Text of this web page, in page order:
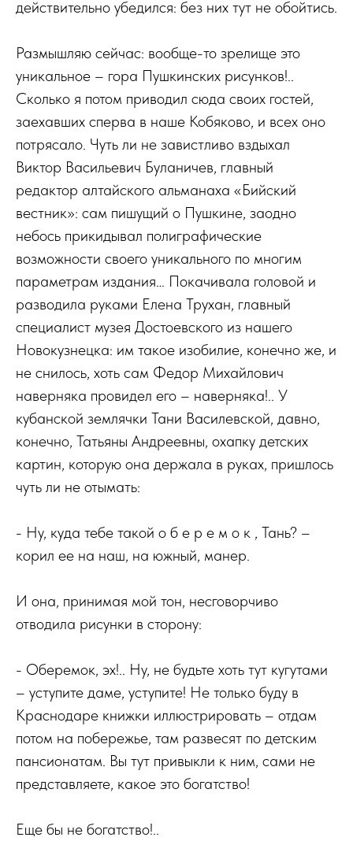
действительно убедился: без них тут не обойтись.
Размышляю сейчас: вообще-то зрелище это
уникальное – гора Пушкинских рисунков!..
Сколько я потом приводил сюда своих гостей,
заехавших сперва в наше Кобяково, и всех оно
потрясало. Чуть ли не завистливо вздыхал
Виктор Васильевич Буланичев, главный
редактор алтайского альманаха «Бийский
вестник»: сам пишущий о Пушкине, заодно
небось прикидывал полиграфические
возможности своего уникального по многим
параметрам издания… Покачивала головой и
разводила руками Елена Трухан, главный
специалист музея Достоевского из нашего
Новокузнецка: им такое изобилие, конечно же, и
не снилось, хоть сам Федор Михайлович
наверняка провидел его – наверняка!.. У
кубанской землячки Тани Василевской, давно,
конечно, Татьяны Андреевны, охапку детских
картин, которую она держала в руках, пришлось
чуть ли не отымать:
- Ну, куда тебе такой о б е р е м о к , Тань? –
корил ее на наш, на южный, манер.
И она, принимая мой тон, несговорчиво
отводила рисунки в сторону:
- Оберемок, эх!.. Ну, не будьте хоть тут кугутами
– уступите даме, уступите! Не только буду в
Краснодаре книжки иллюстрировать – отдам
потом на побережье, там развесят по детским
пансионатам. Вы тут привыкли к ним, сами не
представляете, какое это богатство!
Еще бы не богатство!..